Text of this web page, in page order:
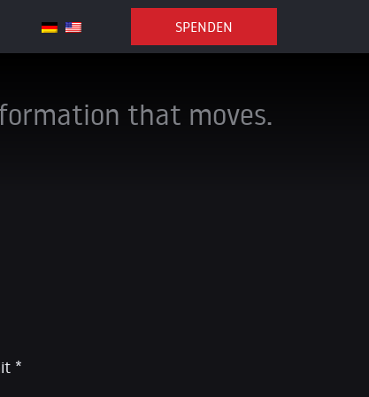
SPENDEN
that moves.
*